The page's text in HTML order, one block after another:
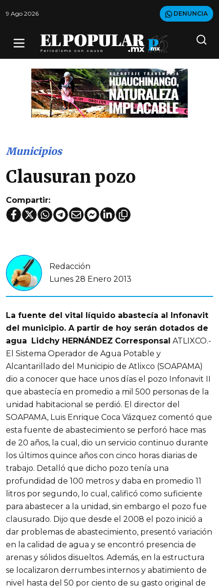
9 Ago 2026 DENUNCIA
Municipios
Clausuran pozo
Compartir:
Redacción
Lunes 28 Enero 2013
La fuente del vital líquido abastecía al Infonavit
del municipio. A partir de hoy serán dotados de
agua Lidchy HERNÁNDEZ Corresponsal ATLIXCO.-
El Sistema Operador de Agua Potable y
Alcantarillado del Municipio de Atlixco (SOAPAMA)
dio a conocer que hace unos días el pozo Infonavit II
que abastecía en promedio a mil 500 personas de la
unidad habitacional se perdió. El director del
SOAPAMA, Luis Enrique Coca Vázquez comentó que
esta fuente de abastecimiento se perforó hace mas
de 20 años, la cual, dio un servicio continuo durante
los últimos quince años con cinco horas diarias de
trabajo. Detalló que dicho pozo tenía una
profundidad de 100 metros y daba en promedio 11
litros por segundo, lo cual, calificó como suficiente
para abastecer a la unidad, sin embargo el pozo fue
clausurado. Dijo que desde el 2008 el pozo inició a
dar problemas de abastecimiento, presentó variación
en la calidad de agua y se encontró presencia de
arenas y sólidos disueltos. Además, en la estructura
se localizaron derrumbes internos y abatimiento de
nivel hasta del 50 por ciento de su gasto original de